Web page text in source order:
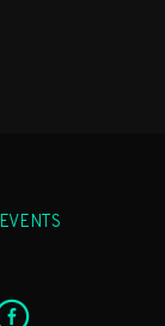
EVENTS